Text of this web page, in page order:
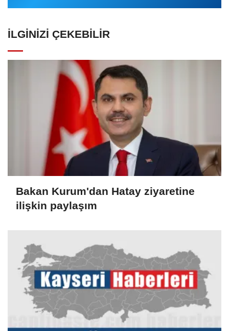
İLGINIZI ÇEKEBILIR
Bakan Kurum'dan Hatay ziyaretine
ilişkin paylaşım